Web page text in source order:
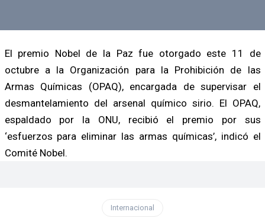
El premio Nobel de la Paz fue otorgado este 11 de
octubre a la Organización para la Prohibición de las
Armas Químicas (OPAQ), encargada de supervisar el
desmantelamiento del arsenal químico sirio. El OPAQ,
espaldado por la ONU, recibió el premio por sus
‘esfuerzos para eliminar las armas químicas’, indicó el
Comité Nobel.
Internacional